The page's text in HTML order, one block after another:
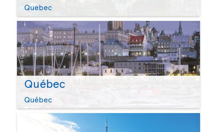
Quebec
Québec
Québec